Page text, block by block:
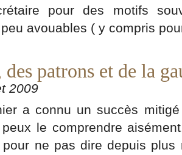
pour des motifs
avouables ( y compris
des patrons et de la
2009
a connu un succès
le comprendre
ne pas dire depuis plus